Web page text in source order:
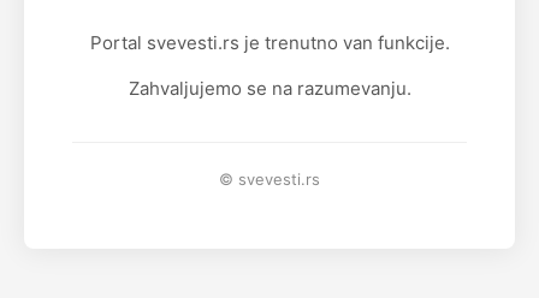
Portal svevesti.rs je trenutno van funkcije.
Zahvaljujemo se na razumevanju.
© svevesti.rs